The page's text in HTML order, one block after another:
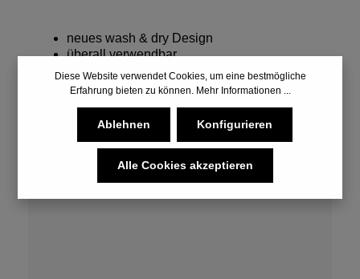
neues wash & dry Design
überall verwendbar
zweckmäßig und dauerhaft
mit 5 Jahren Garantie
Diese Website verwendet Cookies, um eine bestmögliche
Erfahrung bieten zu können. Mehr Informationen ...
Ablehnen Konfigurieren
Alle Cookies akzeptieren